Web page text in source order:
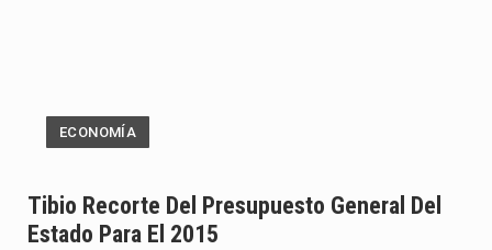
ECONOMÍA
Tibio Recorte Del Presupuesto General Del
Estado Para El 2015